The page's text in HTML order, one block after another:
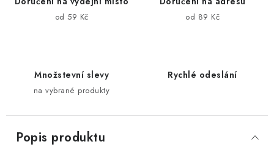
od 59 Kč od 89 Kč
Množstevní slevy
na vybrané produkty
Rychlé odeslání
Popis produktu